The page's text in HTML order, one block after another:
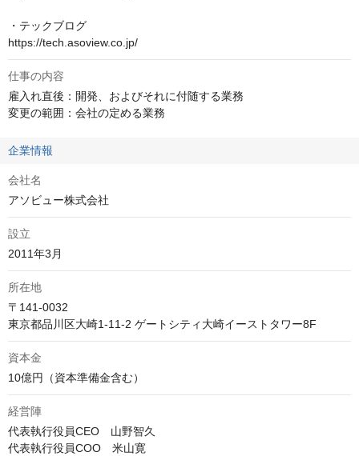
・テックブログ
https://tech.asoview.co.jp/
仕事の内容
雇入れ直後：開発、およびそれに付随する業務
変更の範囲：会社の定める業務
企業情報
会社名
アソビュー株式会社
設立
2011年3月
所在地
〒141-0032
資本金
10億円（資本準備金含む）
経営陣
代表執行役員CEO　山野智久
代表執行役員COO　米山寛